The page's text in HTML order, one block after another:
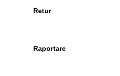
Retur
Raportare